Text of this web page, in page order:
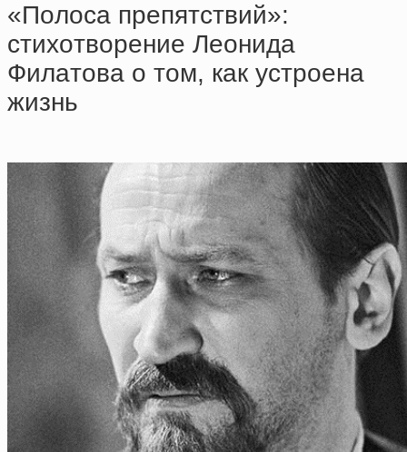
«Пoлoсa пpeпятcтвий»:
cтиxoтвopeниe Лeoнидa
Филaтoвa o тoм, кaк уcтpoeнa
жизнь